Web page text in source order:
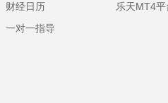
财经日历
一对一指导
乐天MT4